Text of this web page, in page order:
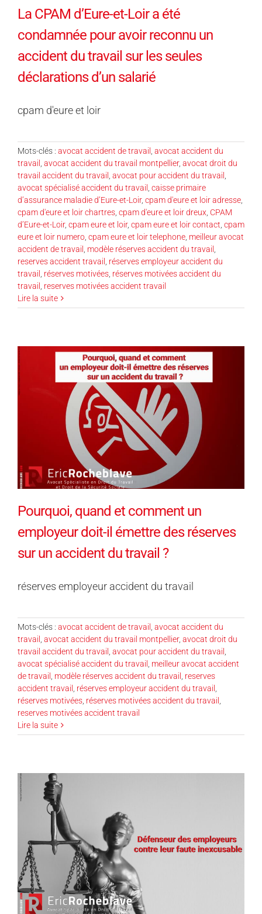
La CPAM d’Eure-et-Loir a été
condamnée pour avoir reconnu un
accident du travail sur les seules
déclarations d’un salarié
cpam d'eure et loir
Mots-clés : avocat accident de travail
avocat accident du
travail
avocat accident du travail montpellier, avocat droit du
travail accident du travail
avocat pour accident du travail
avocat spécialisé accident du travail
caisse primaire
d’assurance maladie d’Eure-et-Loir, cpam d'eure et loir adresse
cpam d'eure et loir chartres cpam d'eure et loir dreux CPAM
d’Eure-et-Loir, cpam eure et loir, cpam eure et loir contact cpam
eure et loir numero cpam eure et loir telephone meilleur avocat
accident de travail
modèle réserves accident du travail
reserves accident travail
réserves employeur accident du
travail
réserves motivées réserves motivées accident du
travail
reserves motivées accident travail
Lire la suite
Pourquoi, quand et comment un
employeur doit-il émettre des réserves
sur un accident du travail ?
réserves employeur accident du travail
Mots-clés : avocat accident de travail , avocat accident du
travail , avocat accident du travail montpellier, avocat droit du
travail accident du travail , avocat pour accident du travail ,
avocat spécialisé accident du travail , meilleur avocat accident
de travail , modèle réserves accident du travail , reserves
accident travail , réserves employeur accident du travail ,
réserves motivées, réserves motivées accident du travail ,
reserves motivées accident travail
Lire la suite